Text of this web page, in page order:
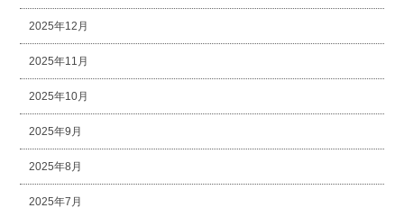
2025年12月
2025年11月
2025年10月
2025年9月
2025年8月
2025年7月